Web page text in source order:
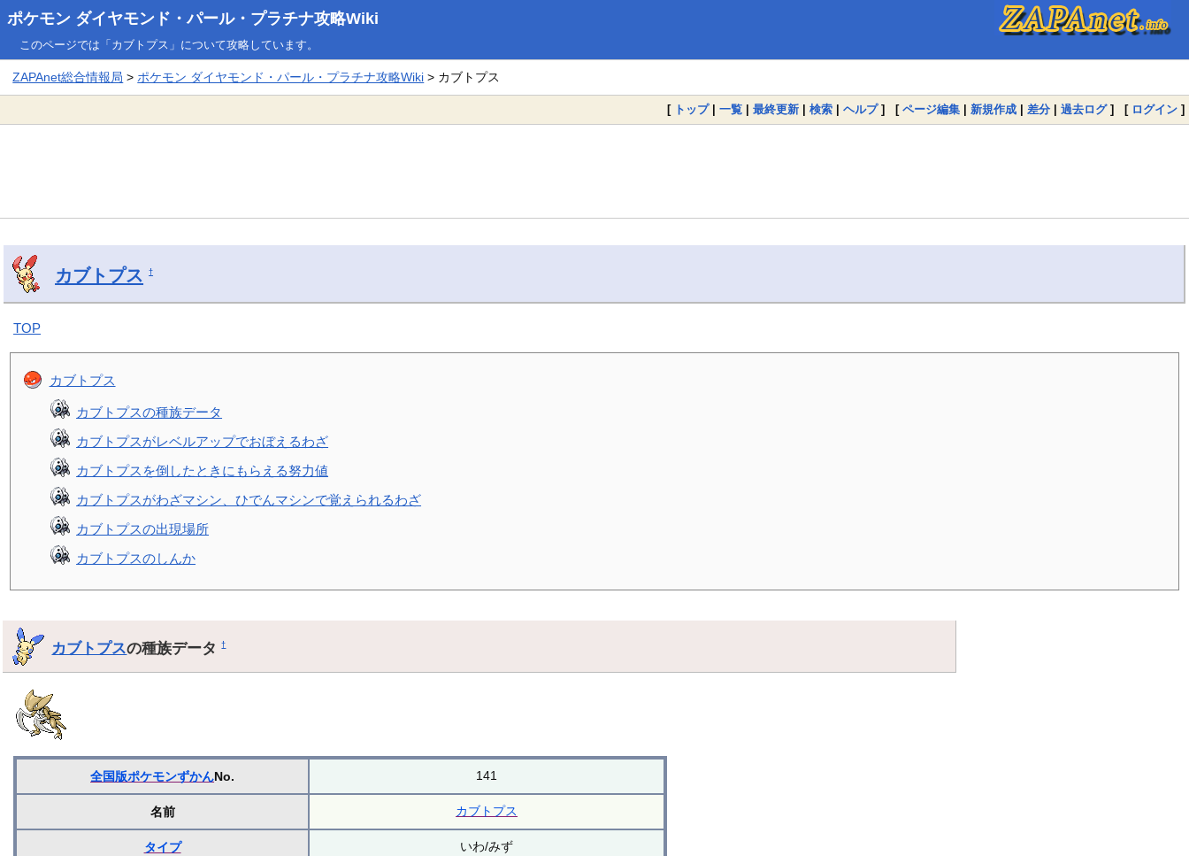
ポケモン ダイヤモンド・パール・プラチナ攻略Wiki
このページでは「カブトプス」について攻略しています。
ZAPAnet総合情報局 >ポケモン ダイヤモンド・パール・プラチナ攻略Wiki > カブトプス
[ トップ| 一覧 | 最終更新 | 検索 | ヘルプ] [ ページ編集 | 新規作成 | 差分 | 過去ログ] [ ログイン ]
カブトプス †
TOP
カブトプス
カブトプスの種族データ
カブトプスがレベルアップでおぼえるわざ
カブトプスを倒したときにもらえる努力値
カブトプスがわざマシン、ひでんマシンで覚えられるわざ
カブトプスの出現場所
カブトプスのしんか
カブトプスの種族データ†
全国版ポケモンずかんNo. 141
名前 カブトプス
タイプ いわ/みず